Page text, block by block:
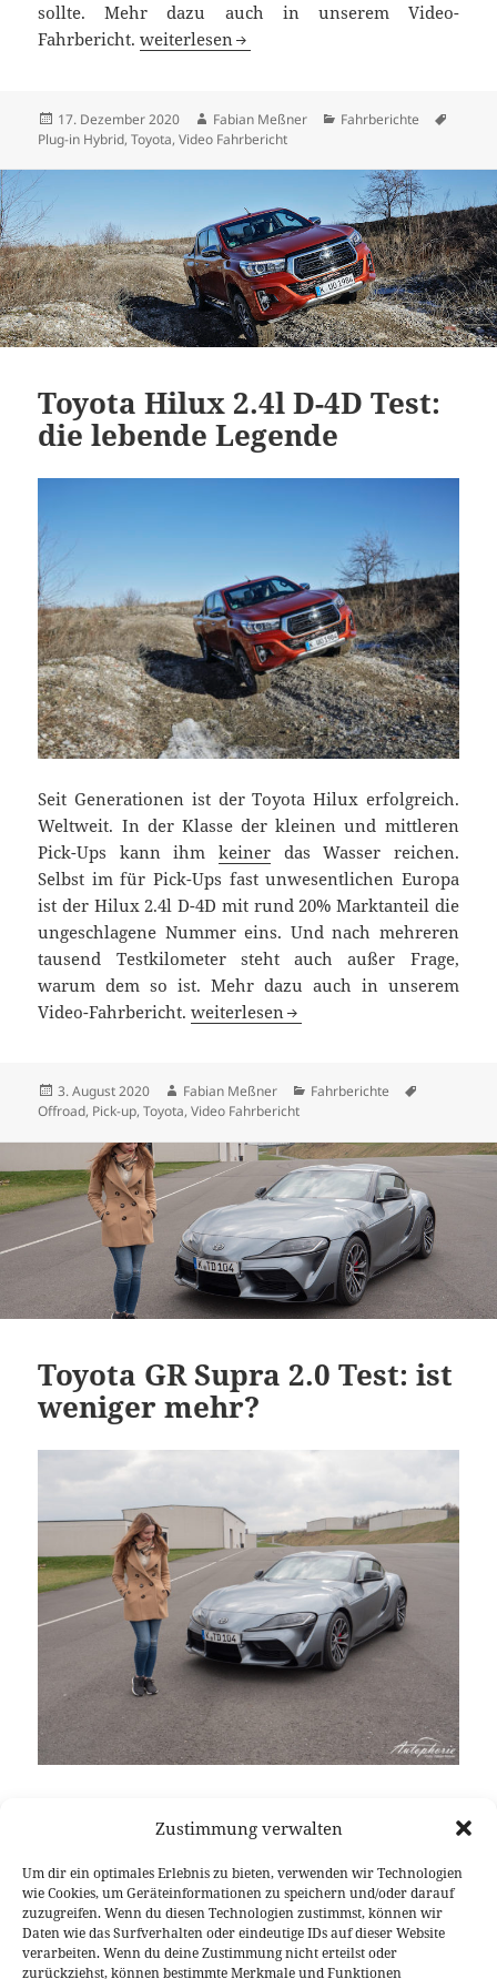
Zustimmung verwalten
Um dir ein optimales Erlebnis zu bieten, verwenden wir Technologien
wie Cookies, um Geräteinformationen zu speichern und/oder darauf
zuzugreifen. Wenn du diesen Technologien zustimmst, können wir
Daten wie das Surfverhalten oder eindeutige IDs auf dieser Website
verarbeiten. Wenn du deine Zustimmung nicht erteilst oder
zurückziehst, können bestimmte Merkmale und Funktionen
sollte. Mehr dazu auch in unserem Video-
Fahrbericht.Toyota RAV4 Plug-in Hybrid Test: der
weiterlesen
Veröffentlicht
am
17. Dezember 2020 Autor
Fabian Meßner Kategorien
Fahrberichte
Plug-in Hybrid,Toyota,Video Fahrbericht
Toyota Hilux 2.4l D-4D Test:
die lebende Legende
Seit Generationen ist der Toyota Hilux erfolgreich.
Weltweit. In der Klasse der kleinen und mittleren
Pick-Ups kann ihm keiner das Wasser reichen.
Selbst im für Pick-Ups fast unwesentlichen Europa
ist der Hilux 2.4l D-4D mit rund 20% Marktanteil die
ungeschlagene Nummer eins. Und nach mehreren
tausend Testkilometer steht auch außer Frage,
warum dem so ist. Mehr dazu auch in unserem
Video-Fahrbericht.Toyota Hilux 2.4l D-4D Test: die
weiterlesen
Veröffentlicht
am
3. August 2020 Autor
Fabian Meßner Kategorien
Fahrberichte
Offroad, Pick-up,Toyota,Video Fahrbericht
Toyota GR Supra 2.0 Test: ist
weniger mehr?
Test mit der Toyota GR Supra 2.0, denn hier bringt
weniger Leistung als die Top-Variante, gleichzeitig
spart man so allerdings auch exakt 100 Kilogramm
an Gewicht. Ein Faktor, den man nie vergessen
sollte und der schon in der ersten Kurve bemerkbar